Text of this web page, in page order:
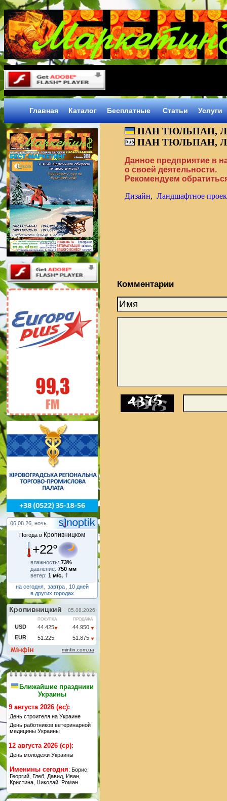
Главная Каталог Бесплатные Статьи Услуги
06.08.26, ночь
Погода в Кропивницком
+22°
влажность: 73%
давление: 750 мм
ветер: 1 м/с,
на сегодня
завтра
10 дней
в других городах
Ближайшие праздники
Украины
9 августа 2026 (вс):
День строителя на Украине
День работников ветеринарной
медицины Украины
12 августа 2026 (ср):
День молодежи Украины
Именины сегодня: Борис,
Георгий, Глеб, Давид, Иван,
Кристина, Николай, Роман
ПАН ТЮЛЬПАН,
ПАН ТЮЛЬПАН,
Данное предприятие в
о своей деятельности.
Рекомендуем
Дизайн, Ландшафтное
Комментарии